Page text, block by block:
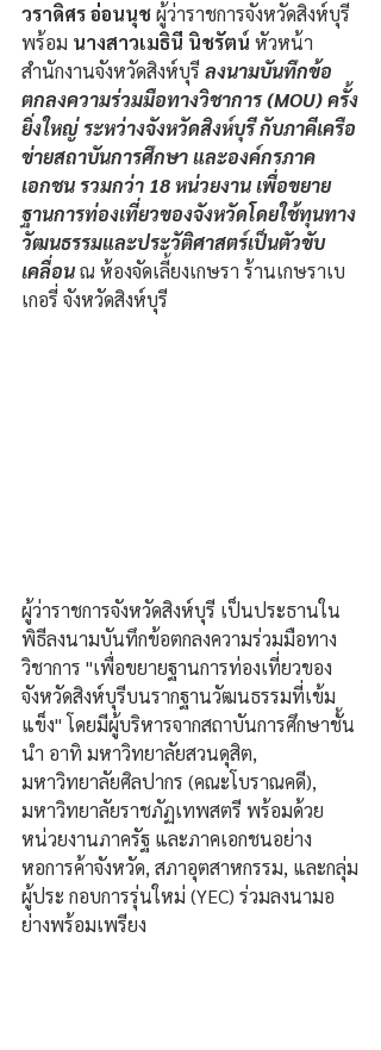
วราดิศร อ่อนนุช ผู้ว่าราชการจังหวัดสิงห์บุรี
พร้อม นางสาวเมธินี นิชรัตน์ หัวหน้า
สำนักงานจังหวัดสิงห์บุรี ลงนามบันทึกข้อ
ตกลงความร่วมมือทางวิชาการ (MOU) ครั้ง
ยิ่งใหญ่ ระหว่างจังหวัดสิงห์บุรี กับภาคีเครือ
ข่ายสถาบันการศึกษา และองค์กรภาค
เอกชน รวมกว่า 18 หน่วยงาน เพื่อขยาย
ฐานการท่องเที่ยวของจังหวัดโดยใช้ทุนทาง
วัฒนธรรมและประวัติศาสตร์เป็นตัวขับ
เคลื่อน ณ ห้องจัดเลี้ยงเกษรา ร้านเกษราเบ
เกอรี่ จังหวัดสิงห์บุรี
ผู้ว่าราชการจังหวัดสิงห์บุรี เป็นประธานใน
พิธีลงนามบันทึกข้อตกลงความร่วมมือทาง
วิชาการ "เพื่อขยายฐานการท่องเที่ยวของ
จังหวัดสิงห์บุรีบนรากฐานวัฒนธรรมที่เข้ม
แข็ง" โดยมีผู้บริหารจากสถาบันการศึกษาชั้น
นำ อาทิ มหาวิทยาลัยสวนดุสิต,
มหาวิทยาลัยศิลปากร (คณะโบราณคดี),
มหาวิทยาลัยราชภัฏเทพสตรี พร้อมด้วย
หน่วยงานภาครัฐ และภาคเอกชนอย่าง
หอการค้าจังหวัด, สภาอุตสาหกรรม, และกลุ่ม
ผู้ประ กอบการรุ่นใหม่ (YEC) ร่วมลงนามอ
ย่างพร้อมเพรียง